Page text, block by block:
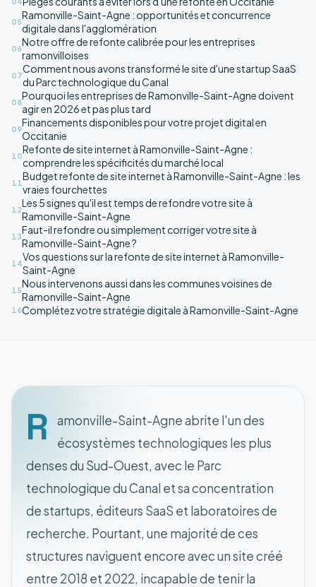
05
Ramonville-Saint-Agne : opportunités et concurrence
digitale dans l'agglomération
06
Notre offre de refonte calibrée pour les entreprises
ramonvilloises
07
Comment nous avons transformé le site d'une startup SaaS
du Parc technologique du Canal
08
Pourquoi les entreprises de Ramonville-Saint-Agne doivent
agir en 2026 et pas plus tard
09
Financements disponibles pour votre projet digital en
Occitanie
10
Refonte de site internet à Ramonville-Saint-Agne :
comprendre les spécificités du marché local
11
Budget refonte de site internet à Ramonville-Saint-Agne : les
vraies fourchettes
12
Les 5 signes qu'il est temps de refondre votre site à
Ramonville-Saint-Agne
13
Faut-il refondre ou simplement corriger votre site à
Ramonville-Saint-Agne ?
14
Vos questions sur la refonte de site internet à Ramonville-
Saint-Agne
15
Nous intervenons aussi dans les communes voisines de
Ramonville-Saint-Agne
16Complétez votre stratégie digitale à Ramonville-Saint-Agne
R
amonville-Saint-Agne abrite l'un des
écosystèmes technologiques les plus
denses du Sud-Ouest, avec le Parc
technologique du Canal et sa concentration
de startups, éditeurs SaaS et laboratoires de
recherche. Pourtant, une majorité de ces
structures naviguent encore avec un site créé
entre 2018 et 2022, incapable de tenir la